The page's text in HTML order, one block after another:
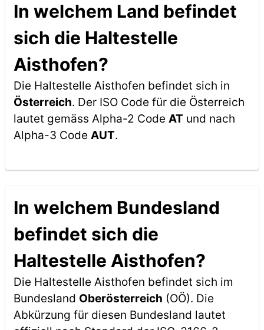
In welchem Land befindet
sich die Haltestelle
Aisthofen?
Die Haltestelle Aisthofen befindet sich in
Österreich. Der ISO Code für die Österreich
lautet gemäss Alpha-2 Code AT und nach
Alpha-3 Code AUT.
In welchem Bundesland
befindet sich die
Haltestelle Aisthofen?
Die Haltestelle Aisthofen befindet sich im
Bundesland Oberösterreich (OÖ). Die
Abkürzung für diesen Bundesland lautet